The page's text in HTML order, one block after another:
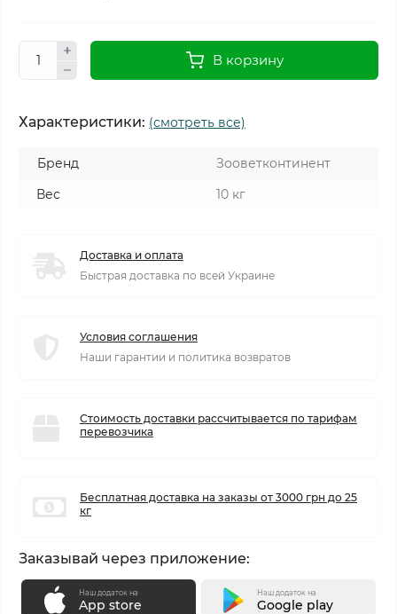
В корзину
Характеристики: (смотреть все)
Бренд
Зооветконтинент
Вес
10 кг
Доставка и оплата
Быстрая доставка по всей Украине
Условия соглашения
Наши гарантии и политика возвратов
Стоимость доставки рассчитывается по тарифам
перевозчика
Бесплатная доставка на заказы от 3000 грн до 25
кг
Заказывай через приложение:
Наш додаток на
App store
Наш додаток на
Google play